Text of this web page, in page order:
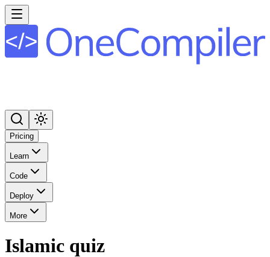
Pricing
Learn
Code
Deploy
More
Islamic quiz